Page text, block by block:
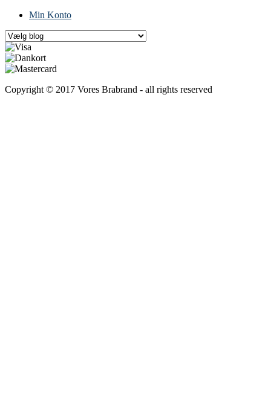
Min Konto
Copyright © 2017 Vores Brabrand - all rights reserved